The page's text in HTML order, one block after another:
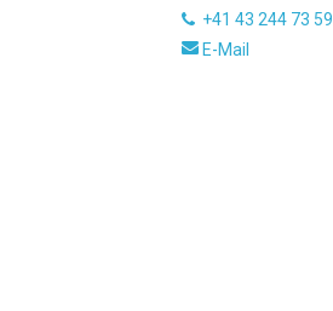
+41 43 244 73 59
E-Mail